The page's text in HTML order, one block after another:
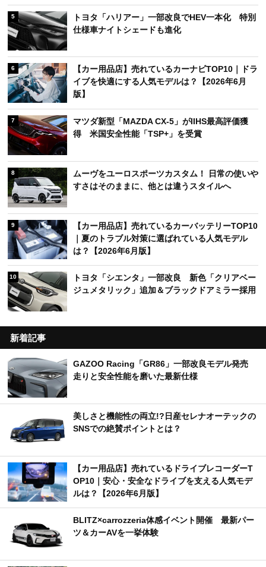
5
トヨタ「ハリアー」一部改良でHEV一本化 特別
仕様車ナイトシェードも進化
6
【カー用品店】売れているカーナビTOP10｜ドラ
イブを快適にする人気モデルは？【2026年6月
版】
7
マツダ新型「MAZDA CX-5」がIIHS最高評価獲
得 米国安全性能「TSP+」を受賞
8
ムーヴをユーロスポーツカスタム！ 日常の使いや
すさはそのままに、他とは違うスタイルへ
9
【カー用品店】売れているカーバッテリーTOP10
｜夏のトラブル対策に選ばれている人気モデル
は？【2026年6月版】
10
トヨタ「シエンタ」一部改良 新色「クリアベー
ジュメタリック」追加＆ブラックドアミラー採用
新着記事
GAZOO Racing「GR86」一部改良モデル発売
走りと安全性能を磨いた最新仕様
美しさと機能性の両立!?日産セレナオーテックの
SNSでの絶賛ポイントとは？
【カー用品店】売れているドライブレコーダーT
OP10｜安心・安全なドライブを支える人気モデ
ルは？【2026年6月版】
BLITZ×carrozzeria体感イベント開催 最新パー
ツ＆カーAVを一挙体験